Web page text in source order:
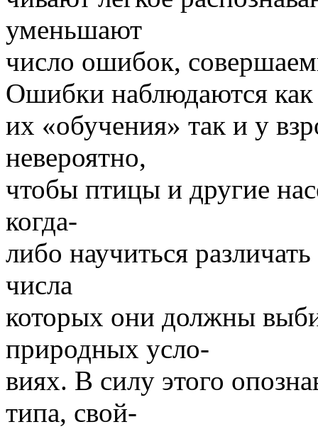
уменьшают
число ошибок,
Ошибки наблюдаются
их «обучения» так и у
невероятно,
чтобы птицы и другие
когда-
либо научиться
числа
которых они должны
природных усло-
виях. В силу этого
типа, свой-